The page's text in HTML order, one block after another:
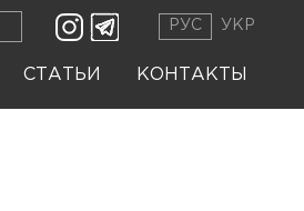
РУС УКР
СТАТЬИ КОНТАКТЫ